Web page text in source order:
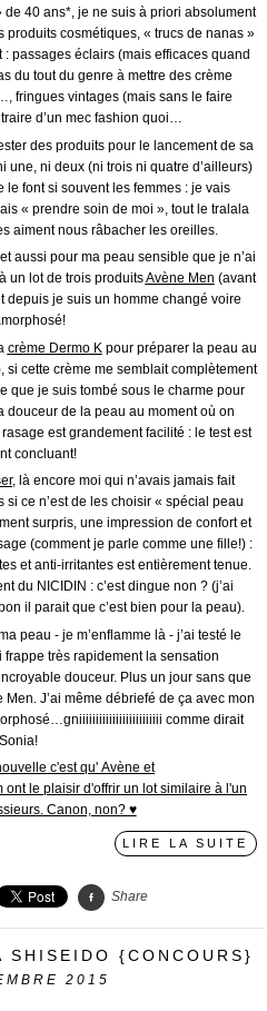
40 ans*, je ne suis à priori absolument
cosmétiques, « trucs de nanas »
passages éclairs (mais efficaces quand
du tout du genre à mettre des crème
fringues vintages (mais sans le faire
d’un mec fashion quoi…
des produits pour le lancement de sa
une, ni deux (ni trois ni quatre d’ailleurs)
le font si souvent les femmes : je vais
« prendre soin de moi », tout le tralala
aiment nous râbacher les oreilles.
aussi pour ma peau sensible que je n’ai
un lot de trois produitsAvène Men (avant
depuis je suis un homme changé voire
crème Dermo Kpour préparer la peau au
cette crème me semblait complètement
que je suis tombé sous le charme pour
douceur de la peau au moment où on
est grandement facilité : le test est
concluant!
, là encore moi qui n’avais jamais fait
ce n’est de les choisir « spécial peau
surpris, une impression de confort et
(comment je parle comme une fille!) :
et anti-irritantes est entièrement tenue.
du NICIDIN : c’est dingue non ? (j’ai
il parait que c’est bien pour la peau).
peau - je m’enflamme là - j’ai testé le
frappe très rapidement la sensation
douceur. Plus un jour sans que
J’ai même débriefé de ça avec mon
comme dirait
Sonia!
c'est qu' Avène et
le plaisir d'offrir un lot similaire à l'un
Canon, non? ♥
LIRE LA SUITE
Share
SHISEIDO {CONCOURS}
2015